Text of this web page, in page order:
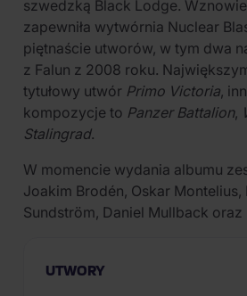
szwedzką Black Lodge.
zapewniła wytwórnia Nuclear
piętnaście utworów, w tym dwa
z Falun z 2008 roku.
tytułowy utwór Primo Victoria,
kompozycje to Panzer Battalion,
Stalingrad.
W momencie wydania albumu
Joakim Brodén, Oskar Montelius,
Sundström, Daniel Mullback oraz
UTWORY